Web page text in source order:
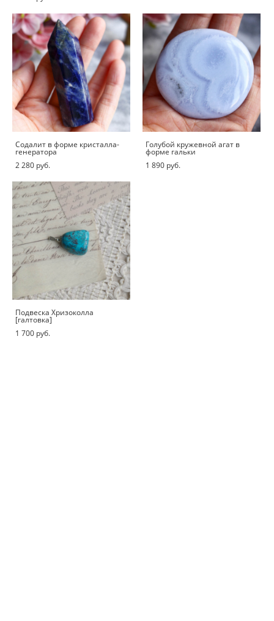
Содалит в форме кристалла-
генератора
2 280 pуб.
Голубой кружевной агат в
форме гальки
1 890 pуб.
Подвеска Хризоколла
[галтовка]
1 700 pуб.